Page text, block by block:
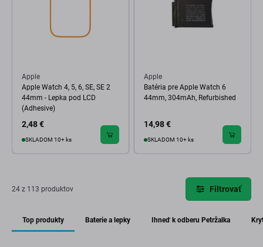
Apple
Apple Watch 4, 5, 6, SE, SE 2
44mm - Lepka pod LCD
(Adhesive)
2,48 €
SKLADOM 10+ ks
Apple
Batéria pre Apple Watch 6
44mm, 304mAh, Refurbished
14,98 €
SKLADOM 10+ ks
24 z 113 produktov Filtrovať
Top produkty Baterie a lepky Ihneď k odberu Petržalka